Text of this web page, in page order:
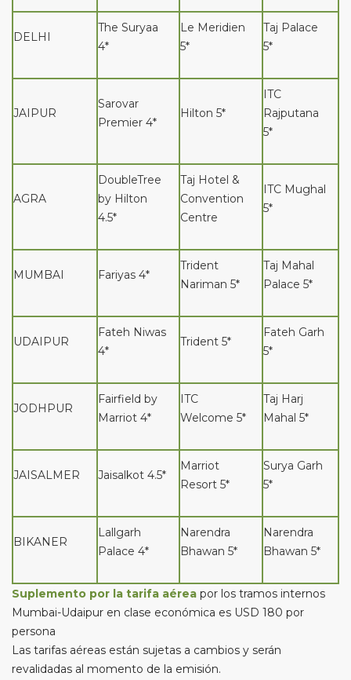
DELHI
The Suryaa
4*
Le Meridien
5*
Taj Palace
5*
JAIPUR
Sarovar
Premier 4*
Hilton 5*
ITC
Rajputana
5*
AGRA
DoubleTree
by Hilton
4.5*
Taj Hotel &
Convention
Centre
ITC Mughal
5*
MUMBAI Fariyas 4*
Trident
Nariman 5*
Taj Mahal
Palace 5*
UDAIPUR
Fateh Niwas
4*
Trident 5*
Fateh Garh
5*
JODHPUR
Fairfield by
Marriot 4*
ITC
Welcome 5*
Taj Harj
Mahal 5*
JAISALMER Jaisalkot 4.5*
Marriot
Resort 5*
Surya Garh
5*
BIKANER
Lallgarh
Palace 4*
Narendra
Bhawan 5*
Narendra
Bhawan 5*
Suplemento por la tarifa aérea por los tramos internos
Mumbai-Udaipur en clase económica es USD 180 por
persona
Las tarifas aéreas están sujetas a cambios y serán
revalidadas al momento de la emisión.